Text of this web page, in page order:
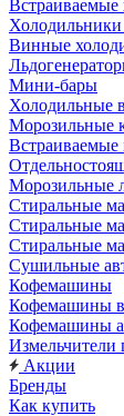
Встраиваемые
Винные
Мини-бары
Холодильные
Морозильные
Морозильные
Стиральные
Стиральные
Стиральные
Сушильные
Кофемашины
Кофемашины
Кофемашины
Измельчители
Акции
Бренды
Как купить